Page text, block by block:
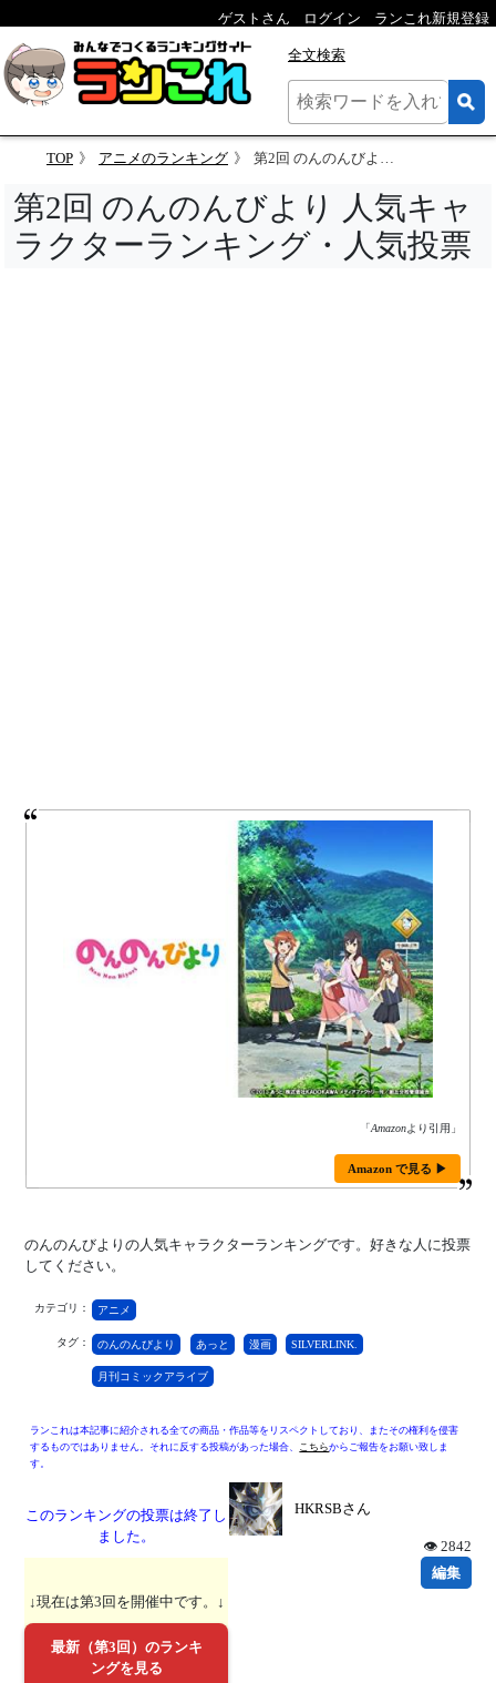
ゲストさん ログイン ランこれ新規登録
全文検索
TOP アニメのランキング 第2回 のんのんびより 人気キャラクターランキング
第2回 のんのんびより 人気キャ
ラクターランキング・人気投票
「Amazonより引用」
Amazon で見る ▶
のんのんびよりの人気キャラクターランキングです。好きな人に投票
してください。
カテゴリ： アニメ
タグ： のんのんびより あっと 漫画 SILVERLINK.
月刊コミックアライブ
ランこれは本記事に紹介される全ての商品・作品等をリスペクトしており、またその権利を侵害
するものではありません。それに反する投稿があった場合、 こちらからご報告をお願い致しま
す。
このランキングの投票は終了し
ました。
↓現在は第3回を開催中です。↓
最新（第3回）のランキ
ングを見る
HKRSBさん
👁 2842
編集